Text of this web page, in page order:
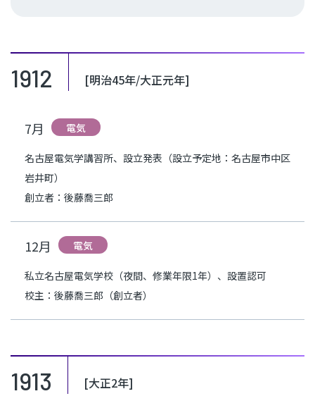
1912 [明治45年/大正元年]
7月 電気
名古屋電気学講習所、設立発表（設立予定地：名古屋市中区
岩井町）
創立者：後藤喬三郎
12月 電気
私立名古屋電気学校（夜間、修業年限1年）、設置認可
校主：後藤喬三郎（創立者）
1913 [大正2年]